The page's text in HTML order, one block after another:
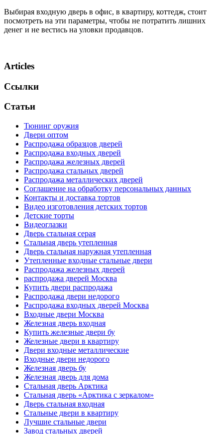
Выбирая входную дверь в офис, в квартиру, коттедж, стоит
посмотреть на эти параметры, чтобы не потратить лишних
денег и не вестись на уловки продавцов.
Articles
Ссылки
Статьи
Тюнинг оружия
Двери оптом
Распродажа образцов дверей
Распродажа входных дверей
Распродажа железных дверей
Распродажа стальных дверей
Распродажа металлических дверей
Соглашение на обработку персональных данных
Контакты и доставка тортов
Видео изготовления детских тортов
Детские торты
Видеоглазки
Дверь стальная серая
Стальная дверь утепленная
Дверь стальная наружная утепленная
Утепленные входные стальные двери
Распродажа железных дверей
распродажа дверей Москва
Купить двери распродажа
Распродажа двери недорого
Распродажа входных дверей Москва
Входные двери Москва
Железная дверь входная
Купить железные двери бу
Железные двери в квартиру
Двери входные металлические
Входные двери недорого
Железная дверь бу
Железная дверь для дома
Стальная дверь Арктика
Стальная дверь «Арктика с зеркалом»
Дверь стальная входная
Стальные двери в квартиру
Лучшие стальные двери
Завод стальных дверей